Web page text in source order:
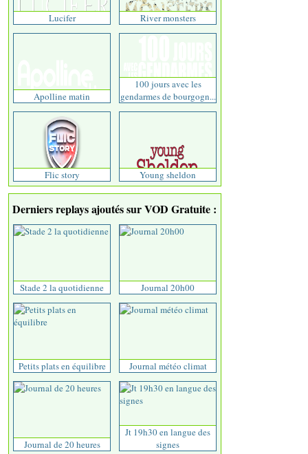
Lucifer River monsters
Apolline matin
100 jours avec les
gendarmes de bourgogn...
Flic story Young sheldon
Derniers replays ajoutés sur VOD Gratuite :
Stade 2 la quotidienne Journal 20h00
Petits plats en équilibre Journal météo climat
Journal de 20 heures
Jt 19h30 en langue des
signes